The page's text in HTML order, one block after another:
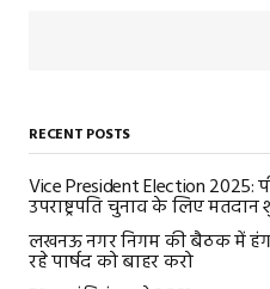
RECENT POSTS
Vice President Election 2025:
उपराष्ट्रपति चुनाव के लिए
लखनऊ नगर निगम की बैठक में
रहे पार्षद को बाहर करो